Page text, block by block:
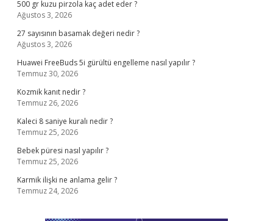
500 gr kuzu pirzola kaç adet eder ?
Ağustos 3, 2026
27 sayısının basamak değeri nedir ?
Ağustos 3, 2026
Huawei FreeBuds 5i gürültü engelleme nasıl yapılır ?
Temmuz 30, 2026
Kozmik kanıt nedir ?
Temmuz 26, 2026
Kaleci 8 saniye kuralı nedir ?
Temmuz 25, 2026
Bebek püresi nasıl yapılır ?
Temmuz 25, 2026
Karmik ilişki ne anlama gelir ?
Temmuz 24, 2026